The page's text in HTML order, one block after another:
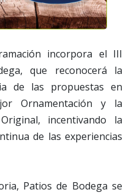
incorpora el III
que reconocerá la
de las propuestas en
Ornamentación y la
incentivando la
de las experiencias
Patios de Bodega se